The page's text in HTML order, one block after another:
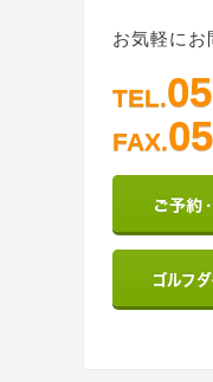
お気軽にお
TEL.
FAX.